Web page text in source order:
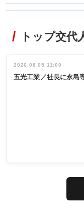
非鉄業界で
インタビュ
ー／社内ア
タックトレー
祝う 業界関
係者ら220人
出席
トップ交代
2026.08.05 11:00
五光工業／社長に永島